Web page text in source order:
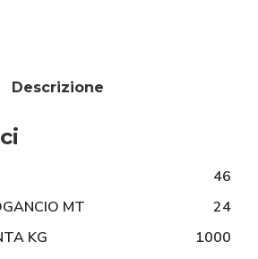
Descrizione
46
MT
24
KG
1000